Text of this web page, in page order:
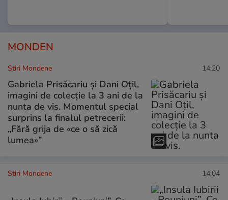
MONDEN
Stiri Mondene 14:20
Gabriela Prisăcariu și Dani Oțil,
imagini de colecție la 3 ani de la
nunta de vis. Momentul special
surprins la finalul petrecerii:
„Fără grija de «ce o să zică
lumea»”
Stiri Mondene 14:04